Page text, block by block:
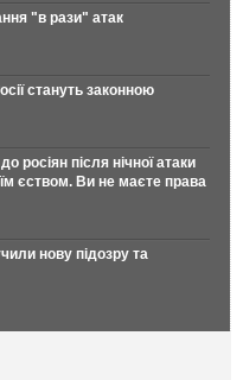
"в рази" атак
стануть законною
росіян після нічної атаки
єством. Ви не маєте права
нову підозру та